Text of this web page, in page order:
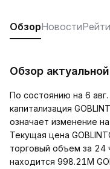
ОбзорНовости
Обзор
По состоянию на 6
капитализация
означает изменение
Текущая цена
торговый объем за
находится 998.21M